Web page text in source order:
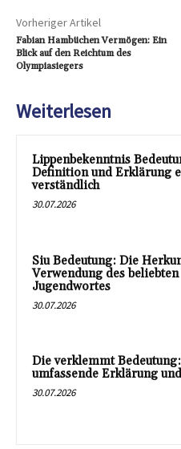
Vorheriger Artikel
Fabian Hambüchen Vermögen: Ein
Blick auf den Reichtum des
Olympiasiegers
Weiterlesen
Lippenbekenntnis
Definition und Erklärung
verständlich
30.07.2026
Siu Bedeutung: Die
Verwendung des beliebten
Jugendwortes
30.07.2026
Die verklemmt
umfassende Erklärung
30.07.2026